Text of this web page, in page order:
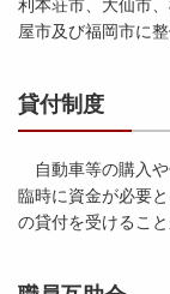
利本荘市、大仙市
屋市及び福岡市に
貸付制度
自動車等の購入や
臨時に資金が必要
の貸付を受けること